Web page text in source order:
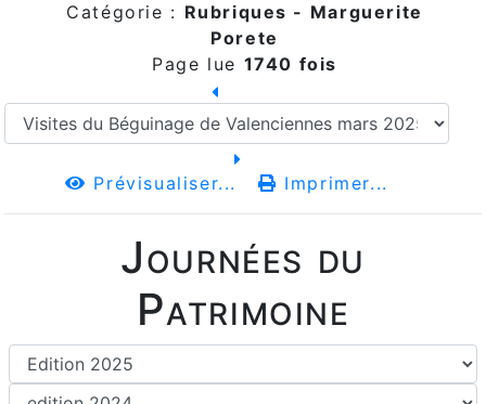
Journées du
Patrimoine
Catégorie : Rubriques - Marguerite
Porete
Page lue 1740 fois
Prévisualiser... Imprimer...